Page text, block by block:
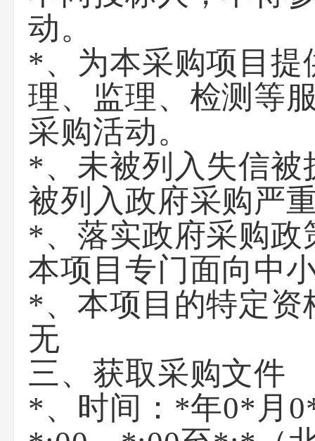
动。
*、为本采购项目提
理、监理、检测等
采购活动。
*、未被列入失信被
被列入政府采购严
*、落实政府采购政
本项目专门面向中
*、本项目的特定资
无
三、获取采购文件
*、时间： *年0*月